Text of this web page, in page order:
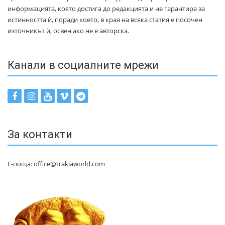
информацията, която достига до редакцията и не гарантира за
истинността ѝ, поради което, в края на всяка статия е посочен
източникът ѝ, освен ако не е авторска.
Канали в социалните мрежи
За контакти
Е-поща: office@trakiaworld.com